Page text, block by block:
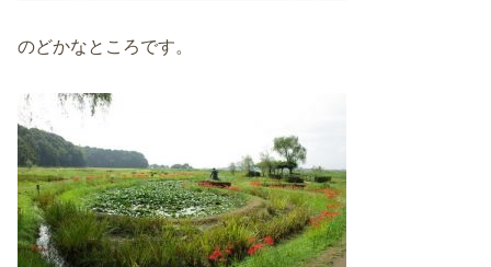
のどかなところです。